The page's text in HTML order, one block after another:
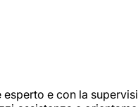
e con la